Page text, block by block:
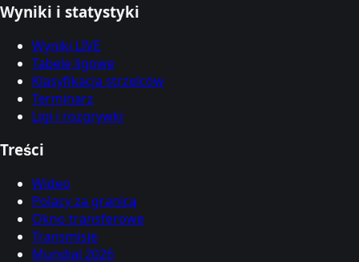
Wyniki i statystyki
Wyniki LIVE
Tabele ligowe
Klasyfikacja strzelców
Terminarz
Ligi i rozgrywki
Treści
Wideo
Polacy za granicą
Okno transferowe
Transmisje
Mundial 2026